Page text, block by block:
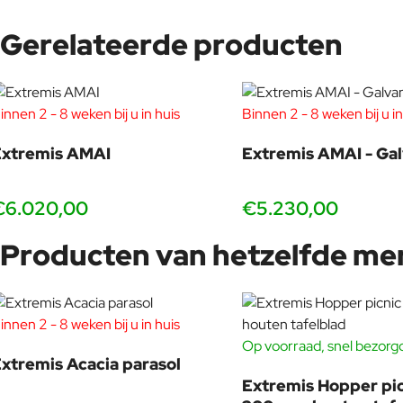
Dirk Wynants (9 mei 1964) is een Vlaamse meubelontwerper
Hij startte als distributeur van internationale design collecties.
met vier geïntegreerde banken die elk afzonderlijk van hoogte
for togetherness. Én, het moet ook leuk zijn. De insiders
geluk heeft om Extremis HQ te bezoeken, krijgt meteen een
Wynants won diverse designprijzen (Henry van de Velde Prijs,
Review, Prijs voor Vormgeving van de Provincie West-
Gerelateerde producten
2 - 8 weken bij u in huis
AMAI
Binnen 2 - 8 weken bij u
Extremis AMAI -
€5.230,00
Producten van hetzelfde
2 - 8 weken bij u in huis
Acacia parasol
Op voorraad, snel
Extremis Hopper